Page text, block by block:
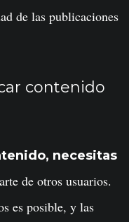
de las publicaciones
contenido
necesitas
de otros usuarios.
es posible, y las